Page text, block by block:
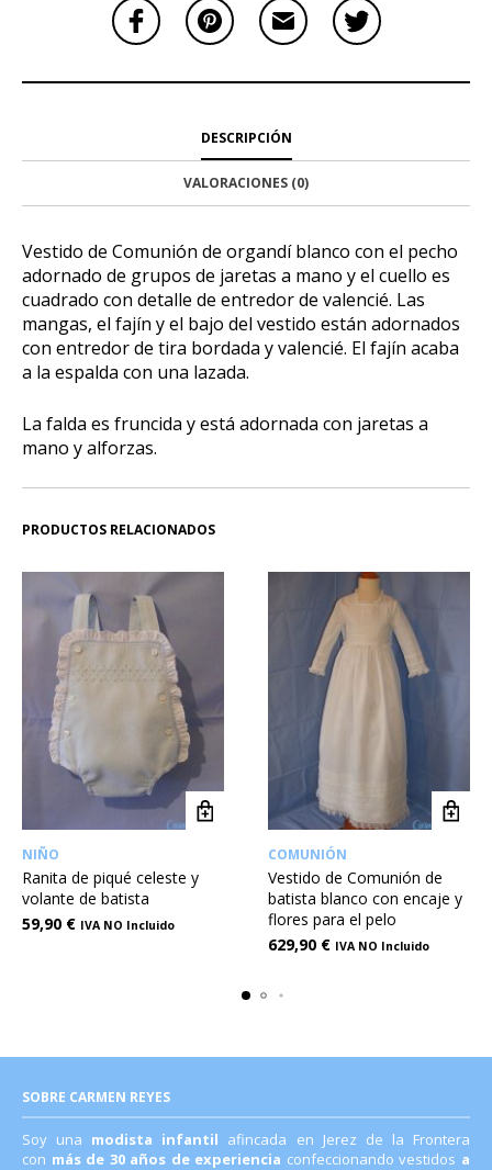
DESCRIPCIÓN
VALORACIONES (0)
Vestido de Comunión de organdí blanco con el pecho
adornado de grupos de jaretas a mano y el cuello es
cuadrado con detalle de entredor de valencié. Las
mangas, el fajín y el bajo del vestido están adornados
con entredor de tira bordada y valencié. El fajín acaba
a la espalda con una lazada.
La falda es fruncida y está adornada con jaretas a
mano y alforzas.
PRODUCTOS RELACIONADOS
NIÑO
Ranita de piqué celeste y
volante de batista
59,90 € IVA NO Incluido
COMUNIÓN
Vestido de Comunión de
batista blanco con encaje y
flores para el pelo
629,90 € IVA NO Incluido
SOBRE CARMEN REYES
Soy una modista infantil afincada en Jerez de la Frontera
con más de 30 años de experiencia confeccionando vestidos a